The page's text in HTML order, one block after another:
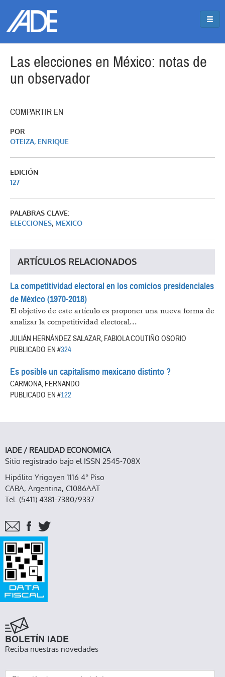
Las elecciones en México: notas de
un observador
COMPARTIR EN
POR
OTEIZA, ENRIQUE
EDICIÓN
127
PALABRAS CLAVE:
ELECCIONES, MEXICO
ARTÍCULOS RELACIONADOS
La competitividad electoral en los comicios presidenciales
de México (1970-2018)
El objetivo de este artículo es proponer una nueva forma de
analizar la competitividad electoral...
JULIÁN HERNÁNDEZ SALAZAR, FABIOLA COUTIÑO OSORIO
PUBLICADO EN #324
Es posible un capitalismo mexicano distinto ?
CARMONA, FERNANDO
PUBLICADO EN #122
IADE / REALIDAD ECONOMICA
Sitio registrado bajo el ISSN 2545-708X
Hipólito Yrigoyen 1116 4° Piso
CABA, Argentina, C1086AAT
Tel. (5411) 4381-7380/9337
BOLETÍN IADE
Reciba nuestras novedades